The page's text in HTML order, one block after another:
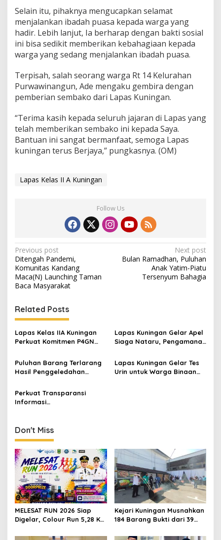
Selain itu, pihaknya mengucapkan selamat
menjalankan ibadah puasa kepada warga yang
hadir. Lebih lanjut, Ia berharap dengan bakti sosial
ini bisa sedikit memberikan kebahagiaan kepada
warga yang sedang menjalankan ibadah puasa.
Terpisah, salah seorang warga Rt 14 Kelurahan
Purwawinangun, Ade mengaku gembira dengan
pemberian sembako dari Lapas Kuningan.
“Terima kasih kepada seluruh jajaran di Lapas yang
telah memberikan sembako ini kepada Saya.
Bantuan ini sangat bermanfaat, semoga Lapas
kuningan terus Berjaya,” pungkasnya. (OM)
Lapas Kelas II A Kuningan
Follow Us
Post
navigation
Previous post
Ditengah Pandemi,
Komunitas Kandang
Maca(N) Launching Taman
Baca Masyarakat
Next post
Bulan Ramadhan, Puluhan
Anak Yatim-Piatu
Tersenyum Bahagia
Related Posts
Lapas Kelas IIA Kuningan
Perkuat Komitmen P4GN
dan Warga Binaan
Lapas Kuningan Gelar Apel
Siaga Nataru, Pengamanan
Berprestasi Diganjar
Penghargaan
Puluhan Barang Terlarang
Hasil Penggeledahan
Kuningan
Lapas Kuningan Gelar Tes
Urin untuk Warga Binaan
Perkuat Transparansi
Informasi
Bareng
Don't Miss
MELESAT RUN 2026 Siap
Digelar, Colour Run 5,28 Km
dan Promosi Kuningan
Kejari Kuningan Musnahkan
184 Barang Bukti dari 39
Direbus agar Tak Bisa